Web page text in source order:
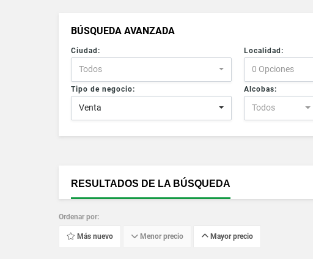
BÚSQUEDA AVANZADA
Ciudad:
Todos
Localidad:
0 Opciones
Tipo de negocio:
Venta
Alcobas:
Todos
RESULTADOS DE LA BÚSQUEDA
Ordenar por:
Más nuevo Menor precio Mayor precio